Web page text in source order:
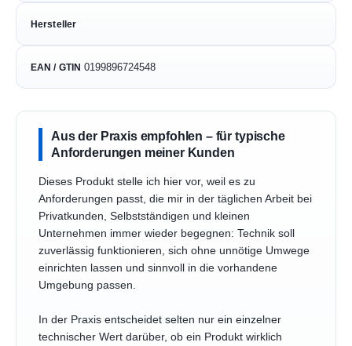
Hersteller
EAN / GTIN 0199896724548
Aus der Praxis empfohlen – für typische
Anforderungen meiner Kunden
Dieses Produkt stelle ich hier vor, weil es zu
Anforderungen passt, die mir in der täglichen Arbeit bei
Privatkunden, Selbstständigen und kleinen
Unternehmen immer wieder begegnen: Technik soll
zuverlässig funktionieren, sich ohne unnötige Umwege
einrichten lassen und sinnvoll in die vorhandene
Umgebung passen.
In der Praxis entscheidet selten nur ein einzelner
technischer Wert darüber, ob ein Produkt wirklich